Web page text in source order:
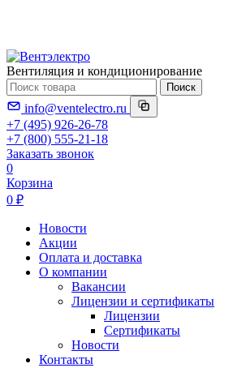
Вентиляция и кондиционирование
Поиск
info@ventelectro.ru
+7 (495) 926-26-78
+7 (800) 555-21-18
Заказать звонок
0
Корзина
0 ₽
Новости
Акции
Оплата и доставка
О компании
Вакансии
Лицензии и сертификаты
Лицензии
Сертификаты
Новости
Контакты